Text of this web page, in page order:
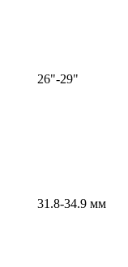
26"-29"
31.8-34.9 мм